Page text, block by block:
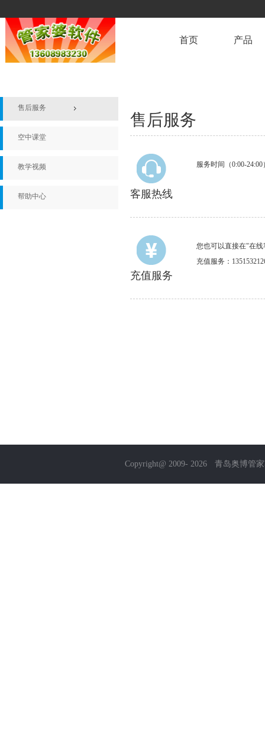
首页 产品
网上管家婆·移
售后服务
空中课堂
教学视频
帮助中心
售后服务
客服热线
服务时间（0:00-24:00
充值服务
您也可以直接在"在
充值服务：
Copyright@ 2009- 2026 青岛奥博管